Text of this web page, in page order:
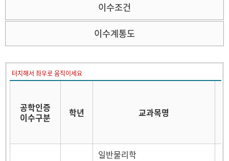
이수조건
이수계통도
터치해서 좌우로 움직이세요
공학인증
이수구분
학년 교과목명
일반물리학